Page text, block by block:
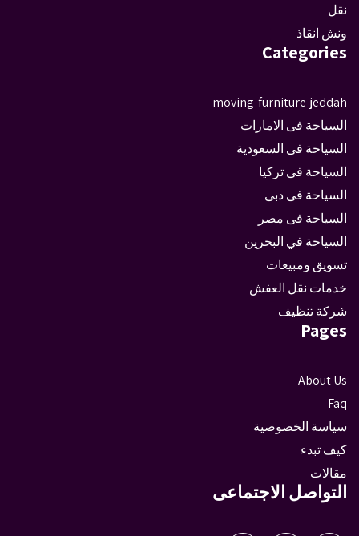
نقل
ونش انقاذ
Categories
moving-furniture-jeddah
السياحة فى الامارات
السياحة فى السعودية
السياحة فى تركيا
السياحة فى دبى
السياحة فى مصر
السياحة في البحرين
تسويق ومبيعات
خدمات نقل العفش
شركة تنظيف
Pages
About Us
Faq
سياسة الخصوصية
كيف تبدء
مقالات
التواصل الاجتماعى